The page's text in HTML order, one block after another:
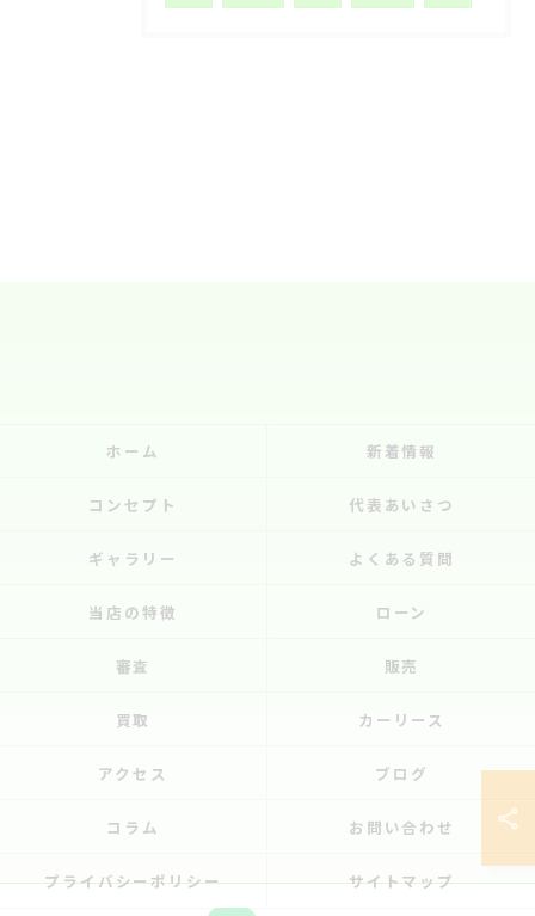
ホーム 新着情報
コンセプト 代表あいさつ
ギャラリー よくある質問
当店の特徴 ローン
審査 販売
買取 カーリース
アクセス ブログ
コラム お問い合わせ
プライバシーポリシー サイトマップ